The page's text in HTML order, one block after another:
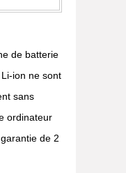
de batterie
ion ne sont
sans
ordinateur
de 2